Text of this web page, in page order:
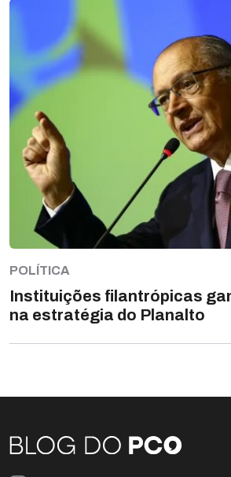
POLÍTICA
Instituições filantrópicas
na estratégia do Planalto